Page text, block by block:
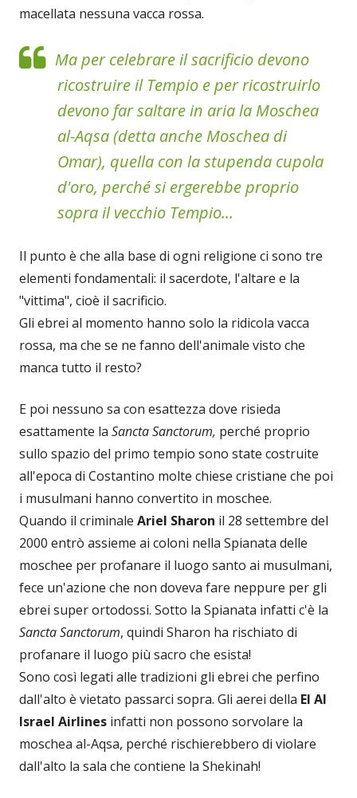
macellata nessuna vacca rossa.
Ma per celebrare il sacrificio devono
ricostruire il Tempio e per ricostruirlo
devono far saltare in aria la Moschea
al-Aqsa (detta anche Moschea di
Omar), quella con la stupenda cupola
d'oro, perché si ergerebbe proprio
sopra il vecchio Tempio...
Il punto è che alla base di ogni religione ci sono tre
elementi fondamentali: il sacerdote, l'altare e la
"vittima", cioè il sacrificio.
Gli ebrei al momento hanno solo la ridicola vacca
rossa, ma che se ne fanno dell'animale visto che
manca tutto il resto?
E poi nessuno sa con esattezza dove risieda
esattamente la Sancta Sanctorum, perché proprio
sullo spazio del primo tempio sono state costruite
all'epoca di Costantino molte chiese cristiane che poi
i musulmani hanno convertito in moschee.
Quando il criminale Ariel Sharon il 28 settembre del
2000 entrò assieme ai coloni nella Spianata delle
moschee per profanare il luogo santo ai musulmani,
fece un'azione che non doveva fare neppure per gli
ebrei super ortodossi. Sotto la Spianata infatti c'è la
Sancta Sanctorum, quindi Sharon ha rischiato di
profanare il luogo più sacro che esista!
Sono così legati alle tradizioni gli ebrei che perfino
dall'alto è vietato passarci sopra. Gli aerei della El Al
Israel Airlines infatti non possono sorvolare la
moschea al-Aqsa, perché rischierebbero di violare
dall'alto la sala che contiene la Shekinah!